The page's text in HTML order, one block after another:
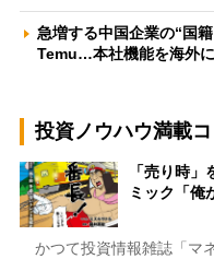
急増する中国企業の“国
Temu…本社機能を海外
投資ノウハウ満載
「売り時
ミック「俺
かつて投資情報雑誌「マ